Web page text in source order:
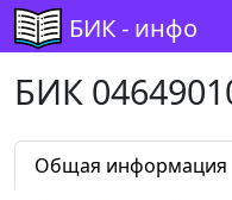
БИК - инфо
БИК
Общая информация